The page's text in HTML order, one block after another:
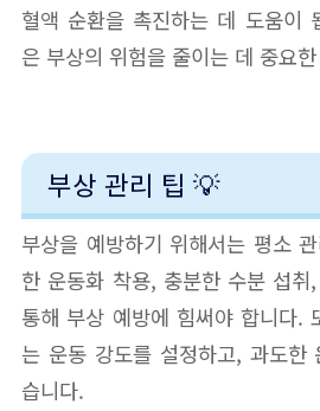
혈액 순환을 촉진하는 데 도움이
은 부상의 위험을 줄이는 데 중요
부상 관리 팁 💡
부상을 예방하기 위해서는 평소
한 운동화 착용, 충분한 수분 섭
통해 부상 예방에 힘써야 합니다.
는 운동 강도를 설정하고, 과도한
습니다.